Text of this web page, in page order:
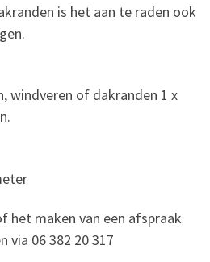
is het aan te raden ook
windveren of dakranden 1 x
het maken van een afspraak
via 06 382 20 317